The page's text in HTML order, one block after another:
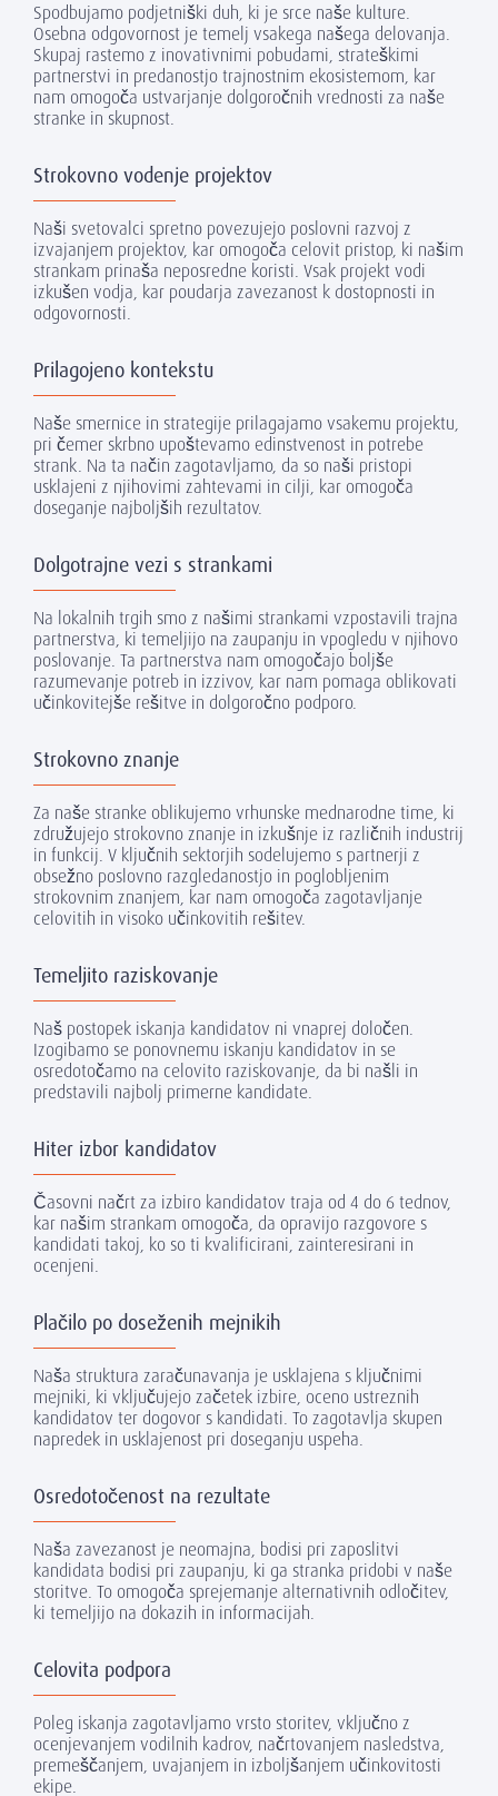
Spodbujamo podjetniški duh, ki je srce naše kulture.
Osebna odgovornost je temelj vsakega našega delovanja.
Skupaj rastemo z inovativnimi pobudami, strateškimi
partnerstvi in predanostjo trajnostnim ekosistemom, kar
nam omogoča ustvarjanje dolgoročnih vrednosti za naše
stranke in skupnost.
Strokovno vodenje projektov
Naši svetovalci spretno povezujejo poslovni razvoj z
izvajanjem projektov, kar omogoča celovit pristop, ki našim
strankam prinaša neposredne koristi. Vsak projekt vodi
izkušen vodja, kar poudarja zavezanost k dostopnosti in
odgovornosti.
Prilagojeno kontekstu
Naše smernice in strategije prilagajamo vsakemu projektu,
pri čemer skrbno upoštevamo edinstvenost in potrebe
strank. Na ta način zagotavljamo, da so naši pristopi
usklajeni z njihovimi zahtevami in cilji, kar omogoča
doseganje najboljših rezultatov.
Dolgotrajne vezi s strankami
Na lokalnih trgih smo z našimi strankami vzpostavili trajna
partnerstva, ki temeljijo na zaupanju in vpogledu v njihovo
poslovanje. Ta partnerstva nam omogočajo boljše
razumevanje potreb in izzivov, kar nam pomaga oblikovati
učinkovitejše rešitve in dolgoročno podporo.
Strokovno znanje
Za naše stranke oblikujemo vrhunske mednarodne time, ki
združujejo strokovno znanje in izkušnje iz različnih industrij
in funkcij. V ključnih sektorjih sodelujemo s partnerji z
obsežno poslovno razgledanostjo in poglobljenim
strokovnim znanjem, kar nam omogoča zagotavljanje
celovitih in visoko učinkovitih rešitev.
Temeljito raziskovanje
Naš postopek iskanja kandidatov ni vnaprej določen.
Izogibamo se ponovnemu iskanju kandidatov in se
osredotočamo na celovito raziskovanje, da bi našli in
predstavili najbolj primerne kandidate.
Hiter izbor kandidatov
Časovni načrt za izbiro kandidatov traja od 4 do 6 tednov,
kar našim strankam omogoča, da opravijo razgovore s
kandidati takoj, ko so ti kvalificirani, zainteresirani in
ocenjeni.
Plačilo po doseženih mejnikih
Naša struktura zaračunavanja je usklajena s ključnimi
mejniki, ki vključujejo začetek izbire, oceno ustreznih
kandidatov ter dogovor s kandidati. To zagotavlja skupen
napredek in usklajenost pri doseganju uspeha.
Osredotočenost na rezultate
Naša zavezanost je neomajna, bodisi pri zaposlitvi
kandidata bodisi pri zaupanju, ki ga stranka pridobi v naše
storitve. To omogoča sprejemanje alternativnih odločitev,
ki temeljijo na dokazih in informacijah.
Celovita podpora
Poleg iskanja zagotavljamo vrsto storitev, vključno z
ocenjevanjem vodilnih kadrov, načrtovanjem nasledstva,
premeščanjem, uvajanjem in izboljšanjem učinkovitosti
ekipe.